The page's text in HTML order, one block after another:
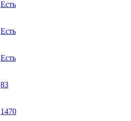
Есть
Есть
Есть
83
1470